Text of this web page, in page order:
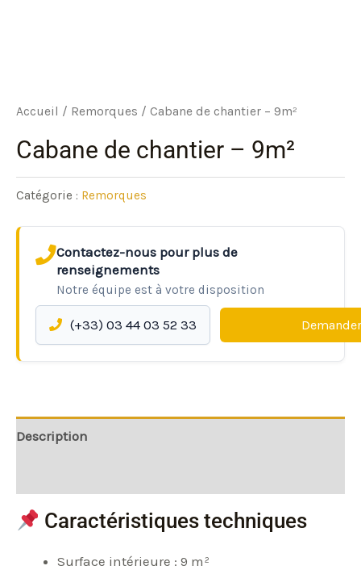
Accueil / Remorques / Cabane de chantier – 9m²
Cabane de chantier – 9m²
Catégorie : Remorques
Contactez-nous pour plus de
renseignements
Notre équipe est à votre disposition
(+33) 03 44 03 52 33
Description
Caractéristiques techniques
Surface intérieure : 9 m²